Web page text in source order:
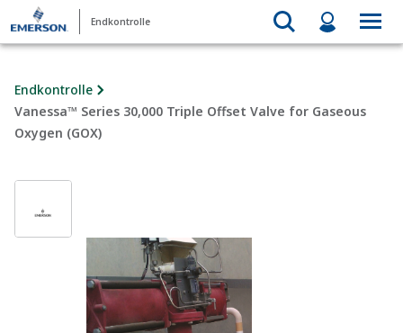
Endkontrolle
Endkontrolle
Vanessa™ Series 30,000 Triple Offset Valve for Gaseous
Oxygen (GOX)